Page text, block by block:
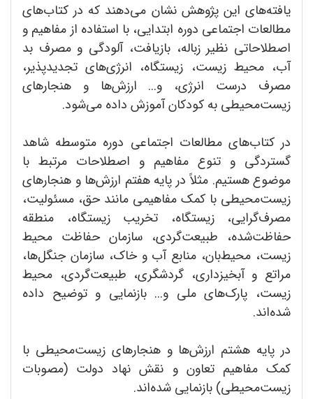
یافته‌های این پژوهش نشان می‌دهند که در کتاب‌های
مطالعات اجتماعی دوره ابتدایی، با استفاده از مفاهیم و
اصطلاحاتی نظیر زباله، بازیافت، آلودگی و مصرف بد
آب، محیط زیست، زیستگاه، انرژی‌های تجدیدپذیر،
مصرف درست انرژی، و... ارزش‌ها و هنجارهای
زیست‌محیطی به کودکان آموزش داده می‌شود.
در کتاب‌های مطالعات اجتماعی دوره متوسطه شاهد
گستردگی و تنوع مفاهیم و اصطلاحات مرتبط با
موضوع هستیم. مثلاً در پایه هفتم ارزش‌ها و هنجارهای
زیست‌محیطی با کمک مفاهیمی مانند حق، مسئولیت،
مصرف‌گرایی، زیستگاه، تخریب زیستگاه، منطقه
حفاظت‌شده، طبیعت‌گردی، سازمان حفاظت محیط
زیست، محیط‌بان، منابع آب و خاک، سازمان جنگل‌ها،
مراتع و آبخیزداری، گردشگری، طبیعت‌گردی، محیط
زیست، پارک‌های ملی و... بازنمایی و توضیح داده
شده‌اند.
در پایه هشتم ارزش‌ها و هنجارهای زیست‌محیطی با
کمک مفاهیم تعاون و نقش نهاد دولت (مصوبات
زیست‌محیطی) بازنمایی شده‌اند.